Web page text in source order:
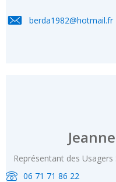
berda1982@hotmail.fr
Représentant des
06 71 71 86 22